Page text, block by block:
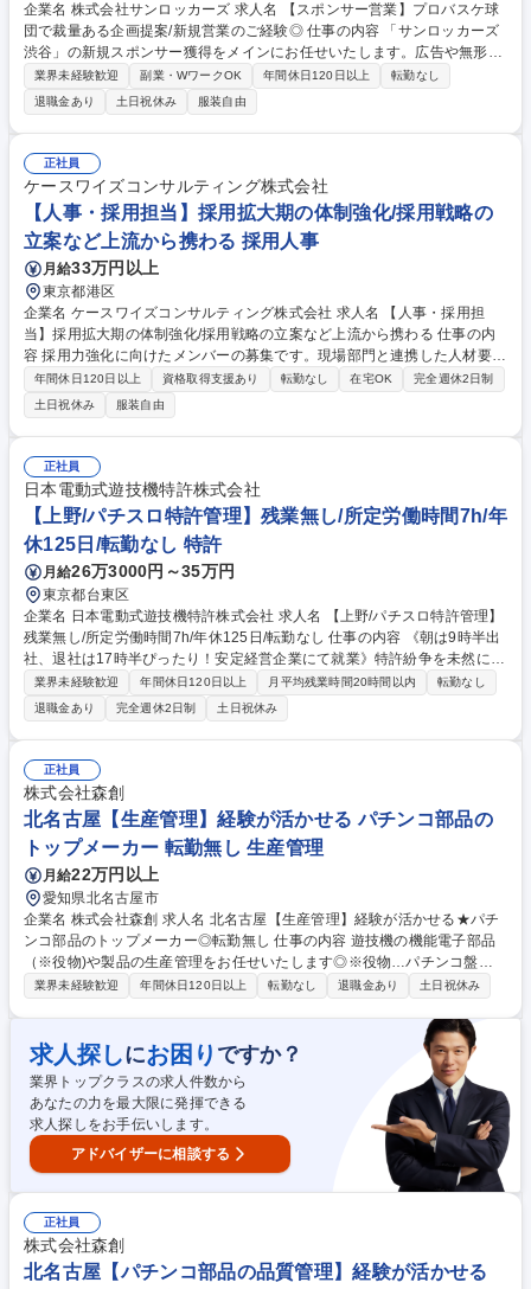
企業名 株式会社サンロッカーズ 求人名 【スポンサー営業】プロバスケ球
団で裁量ある企画提案/新規営業のご経験◎ 仕事の内容 「サンロッカーズ
渋谷」の新規スポンサー獲得をメインにお任せいたします。広告や無形商
材の営業経験を活かし、裁量を持って新規開拓に挑めるポジションです。
■新規スポンサー企業の開拓（アプローチから提案、成約まで） ■既存ス
ポンサーへのリレーション構築と継続提案 ■企業の課題に合わせた、スポ
ンサーシップ活用企画の提案 ■試合当日の運営サポート、スポンサー様対
応 ★決められた枠を売るのではなく、自由な発想でお客様へのソリューシ
ョンを考え、実行いただきます。 募集職種 【スポンサー営業】プロバス
ケ球団で裁量ある企画提案/新規営業のご経験◎
業界未経験歓迎 副業・WワークOK 年間休日120日以上
転勤なし
退職金あり
土日祝休み 服装自由
正社員
ケースワイズコンサルティング株式会社
【人事・採用担当】採用拡大期の体制強化/採用戦略の
立案など上流から携わる 採用人事
月給33万円以上
東京都港区
企業名 ケースワイズコンサルティング株式会社 求人名 【人事・採用担
当】採用拡大期の体制強化/採用戦略の立案など上流から携わる 仕事の内
容 採用力強化に向けたメンバーの募集です。現場部門と連携した人材要件
定義などの上流業務から中途採用の実務全般までをお任せします。上司や
先輩のフォローはございますが、主体性を発揮できる環境です。 【具体的
な業務】■採用戦略の補佐：部門長とのすり合わせ、要件定義、市場分
析、広報戦略の立案などの補佐 ■採用活動：面接や日程調整などの選考対
応、エージェント対応など 【特徴】強固な経営基盤を背景に事業拡大を続
け、26年度は採用人数の拡大フェーズです。プレイングマネージャー・メ
ンバーを新たに採用し、組織体制を強化する見通しです。 募集職種 【人
事・採用担当】採用拡大期の体制強化/採用戦略の立案など上流から携わる
年間休日120日以上 資格取得支援あり 転勤なし 在宅OK
完全週休2日制
土日祝休み
服装自由
正社員
日本電動式遊技機特許株式会社
【上野/パチスロ特許管理】残業無し/所定労働時間7h/年
休125日/転勤なし 特許
月給26万3000円～35万円
東京都台東区
企業名 日本電動式遊技機特許株式会社 求人名 【上野/パチスロ特許管理】
残業無し/所定労働時間7h/年休125日/転勤なし 仕事の内容 《朝は9時半出
社、退社は17時半ぴったり！安定経営企業にて就業》特許紛争を未然に防
止するために設立された当社にて、まずは先輩社員のアシスタントとして
パテントプールの運営業務に携わっていただきます。 また、特許や遊技機
について学びながら、特許の調査業務にも携わって頂きます。※パテント
プールとは：各参加メーカーが保有する特許を当社にまとめ、参加メーカ
ーであればその特許を安価で利用することができるシステムです。 ■運営
業務：各参加メーカーからお預かりした特許権を公平・公正に運営するパ
テントプールの管理業務 ■調査業務：データベースを利用して、パチスロ
機に関する特許についての調査業務 募集職種 【上野/パチスロ特許管理】
残業無し/所定労働時間7h/年休125日/転勤なし
業界未経験歓迎 年間休日120日以上 月平均残業時間20時間以内
転勤なし
退職金あり
完全週休2日制 土日祝休み
正社員
株式会社森創
北名古屋【生産管理】経験が活かせる パチンコ部品の
トップメーカー 転勤無し 生産管理
月給22万円以上
愛知県北名古屋市
企業名 株式会社森創 求人名 北名古屋【生産管理】経験が活かせる★パチ
ンコ部品のトップメーカー◎転勤無し 仕事の内容 遊技機の機能電子部品
（※役物)や製品の生産管理をお任せいたします◎※役物…パチンコ盤面
のセンター飾りやサイドランプなどの部品でパチンコの面白さを決定づけ
協力業者、社内工程を対象） ■客先納品日程立案と実行 ■棚卸業務、在庫
業務、資材管理、外注管理 など ほぼすべてのメーカーと取引しており、
幅広くヒット機種に携わる面白さを体感することができるためやりがいが
ある環境です。 募集職種 北名古屋【生産管理】経験が活かせる★パチン
コ部品のトップメーカー◎転勤無し
業界未経験歓迎 年間休日120日以上 転勤なし 退職金あり 土日祝休み
求人探しにお困り ですか？
業界トップクラスの求人件数から
あなたの力を最大限に発揮できる
求人探しをお手伝いします。
アドバイザーに相談する
正社員
株式会社森創
北名古屋【パチンコ部品の品質管理】経験が活かせる